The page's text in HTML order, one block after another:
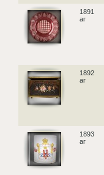
1891
аг
1892
аг
1893
аг